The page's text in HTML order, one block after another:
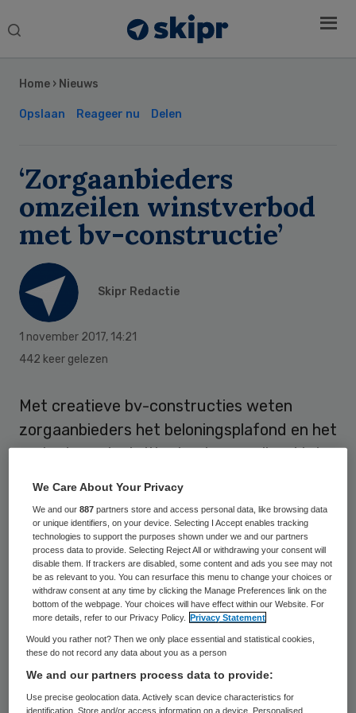
Search
Home › Nieuws
Opslaan Reageer nu Delen
‘Zorgaanbieders
omzeilen winstverbod
met bv-constructie’
Skipr Redactie
1 november 2017, 14:21
442 keer gelezen
Met creatieve bv-constructies weten
zorgaanbieders het beloningsplafond en het
verbod op winstuitkering te omzeilen. Met
afgelopen jaren miljoenen verdiend. Dit
schrijft het Financieele Dagblad op basis
van eigen onderzoek.
In de Wet toelating zorginstellingen (WTZi)
is een verbod op winstuitkering
vastgelegd. Dit moet voorkomen dat
bestuurders en aandeelhouders zich met
publiek geld verrijken. De Wet normering
topinkomens (Wnt) stelt een maximum aan
Sidebar
We Care About Your Privacy
We and our887 partners store and access personal data, like browsing data
or unique identifiers, on your device. Selecting I Accept enables tracking
technologies to support the purposes shown under we and our partners
process data to provide. Selecting Reject All or withdrawing your consent will
disable them. If trackers are disabled, some content and ads you see may not
be as relevant to you. You can resurface this menu to change your choices or
withdraw consent at any time by clicking the Manage Preferences link on the
bottom of the webpage. Your choices will have effect within our Website. For
more details, refer to our Privacy Policy.
Privacy Statement
Would you rather not? Then we only place essential and statistical cookies,
these do not record any data about you as a person
We and our partners process data to provide:
Use precise geolocation data. Actively scan device characteristics for
identification. Store and/or access information on a device. Personalised